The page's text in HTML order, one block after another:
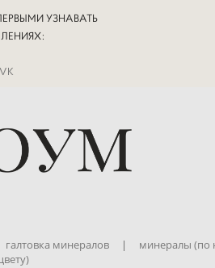
УЗНАВАТЬ
VK
галтовка минералов | минералы (по